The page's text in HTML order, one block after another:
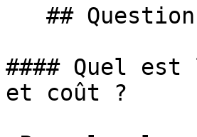
#### Quel
et coût ?